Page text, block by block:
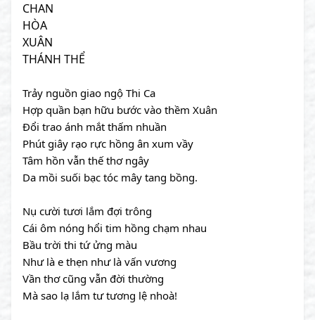
CHAN
HÒA
XUÂN
THÁNH THỂ
Trảy nguồn giao ngộ Thi Ca
Hợp quần bạn hữu bước vào thềm Xuân
Đổi trao ánh mắt thấm nhuần
Phút giây rạo rực hồng ân xum vầy
Tâm hồn vẫn thế thơ ngây
Da mồi suối bạc tóc mây tang bồng.
Nụ cười tươi lắm đợi trông
Cái ôm nóng hổi tim hồng chạm nhau
Bầu trời thi tứ ửng màu
Như là e thẹn như là vấn vương
Vần thơ cũng vẫn đời thường
Mà sao lạ lắm tư tương lệ nhoà!